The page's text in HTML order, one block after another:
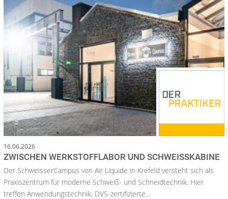
16.06.2026
ZWISCHEN WERKSTOFFLABOR UND SCHWEISSKABINE
Der SchweisserCampus von Air Liquide in Krefeld versteht sich als
Praxiszentrum für moderne Schweiß- und Schneidtechnik. Hier
treffen Anwendungstechnik, DVS-zertifizierte...